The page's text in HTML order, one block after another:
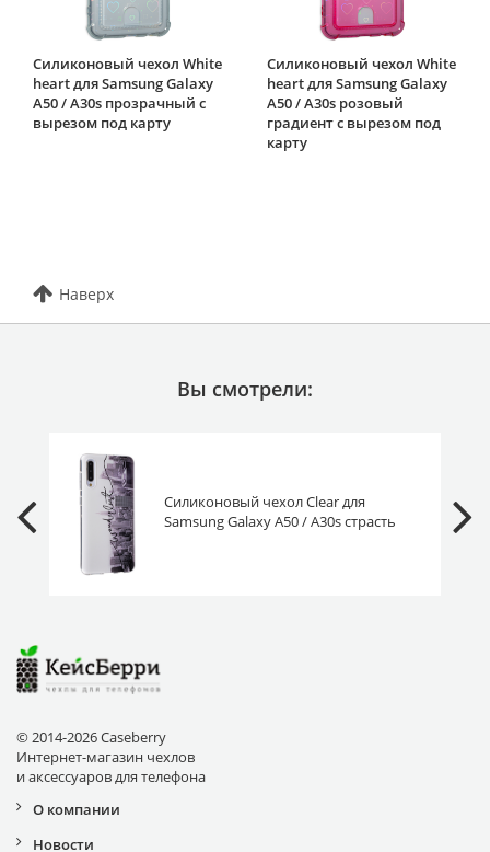
Силиконовый чехол White
heart для Samsung Galaxy
A50 / A30s прозрачный с
вырезом под карту
Силиконовый чехол White
heart для Samsung Galaxy
A50 / A30s розовый
градиент c вырезом под
карту
Наверх
Вы смотрели:
Силиконовый чехол Clear для
Samsung Galaxy A50 / A30s страсть
© 2014-2026 Caseberry
Интернет-магазин чехлов
и аксессуаров для телефона
О компании
Новости